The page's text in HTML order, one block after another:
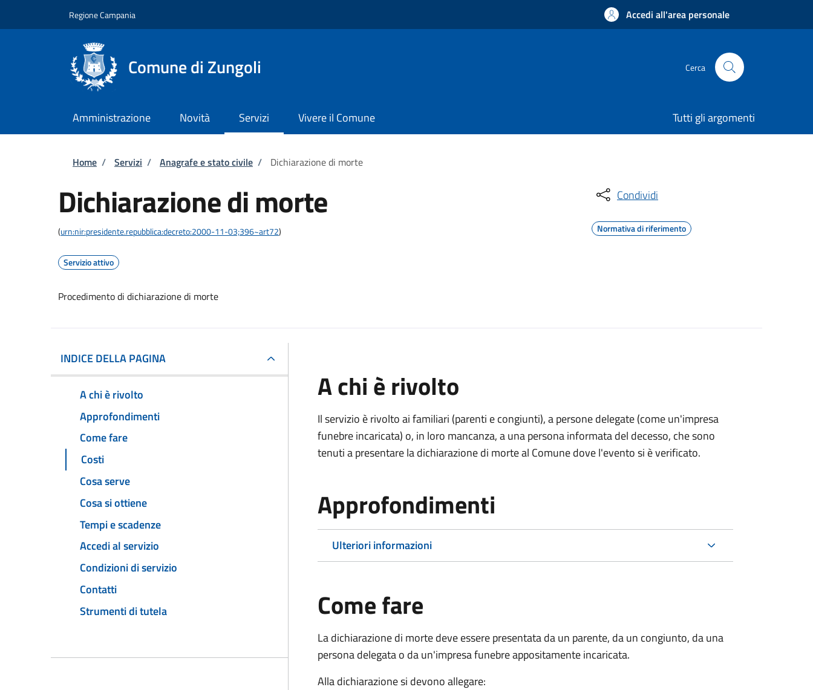
Regione Campania Accedi all'area personale
Comune di Zungoli Cerca
Amministrazione Novità Servizi Vivere il Comune Tutti gli argomenti
Briciole di pane
Home / Servizi / Anagrafe e stato civile / Dichiarazione di morte
Dichiarazione di morte
(urn:nir:presidente.repubblica:decreto:2000-11-03;396~art72)
Servizio attivo
Procedimento di dichiarazione di morte
Condividi
Normativa di riferimento
INDICE DELLA PAGINA
A chi è rivolto
Approfondimenti
Come fare
Costi
Cosa serve
Cosa si ottiene
Tempi e scadenze
Accedi al servizio
Condizioni di servizio
Contatti
Strumenti di tutela
A chi è rivolto
Il servizio è rivolto ai familiari (parenti e congiunti), a persone delegate (come un'impresa
funebre incaricata) o, in loro mancanza, a una persona informata del decesso, che sono
tenuti a presentare la dichiarazione di morte al Comune dove l'evento si è verificato.
Approfondimenti
Ulteriori informazioni
Come fare
La dichiarazione di morte deve essere presentata da un parente, da un congiunto, da una
persona delegata o da un'impresa funebre appositamente incaricata.
Alla dichiarazione si devono allegare: